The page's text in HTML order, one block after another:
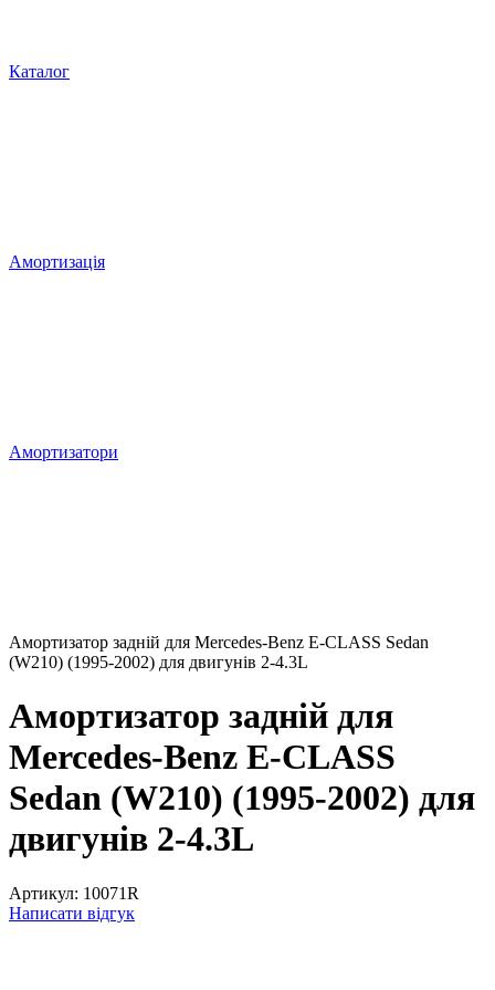
Каталог
Амортизація
Амортизатори
Амортизатор задній для Mercedes-Benz E-CLASS Sedan
(W210) (1995-2002) для двигунів 2-4.3L
Амортизатор задній для
Mercedes-Benz E-CLASS
Sedan (W210) (1995-2002) для
двигунів 2-4.3L
Артикул: 10071R
Написати відгук